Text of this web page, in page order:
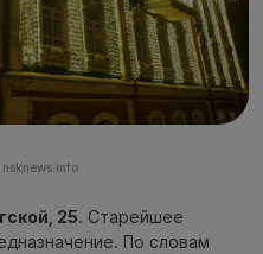
25. Старейшее
По словам